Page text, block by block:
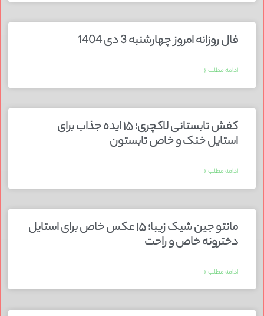
فال روزانه امروز چهارشنبه 3 دی 1404
ادامه مطلب »
کفش تابستانی لاکچری؛ ۱۵ ایده‌ جذاب برای
استایل خنک و خاص تابستون
ادامه مطلب »
مانتو جین شیک زیبا؛ ۱۵ عکس خاص برای استایل
دخترونه خاص و راحت
ادامه مطلب »